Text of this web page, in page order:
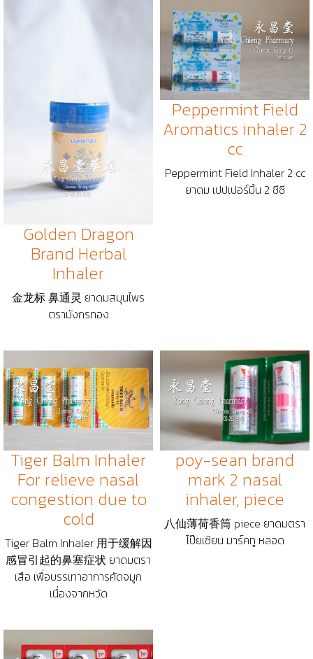
Golden Dragon
Brand Herbal
Inhaler
金龙标 鼻通灵 ยาดมสมุนไพร
ตรามังกรทอง
Peppermint Field
Aromatics inhaler 2
cc
Peppermint Field Inhaler 2 cc
ยาดม เปปเปอร์มิ้น 2 ซีซี
Tiger Balm Inhaler
For relieve nasal
congestion due to
cold
Tiger Balm Inhaler 用于缓解因
感冒引起的鼻塞症状 ยาดมตรา
เสือ เพื่อบรรเทาอาการคัดจมูก
เนื่องจากหวัด
poy-sean brand
mark 2 nasal
inhaler, piece
八仙薄荷香筒 piece ยาดมตรา
โป๊ยเซียน มาร์คทู หลอด